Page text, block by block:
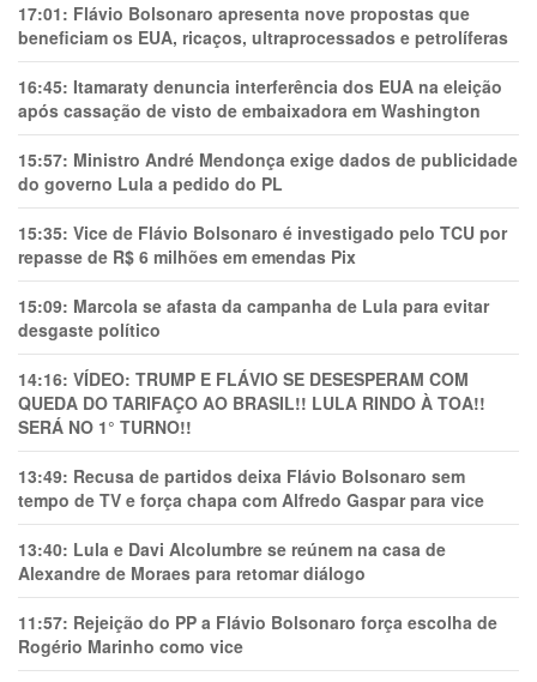
17:01: Flávio Bolsonaro apresenta nove propostas que
beneficiam os EUA, ricaços, ultraprocessados e petrolíferas
16:45: Itamaraty denuncia interferência dos EUA na eleição
após cassação de visto de embaixadora em Washington
15:57: Ministro André Mendonça exige dados de publicidade
do governo Lula a pedido do PL
15:35: Vice de Flávio Bolsonaro é investigado pelo TCU por
repasse de R$ 6 milhões em emendas Pix
15:09: Marcola se afasta da campanha de Lula para evitar
desgaste político
14:16: VÍDEO: TRUMP E FLÁVIO SE DESESPERAM COM
QUEDA DO TARIFAÇO AO BRASIL!! LULA RINDO À TOA!!
SERÁ NO 1° TURNO!!
13:49: Recusa de partidos deixa Flávio Bolsonaro sem
tempo de TV e força chapa com Alfredo Gaspar para vice
13:40: Lula e Davi Alcolumbre se reúnem na casa de
Alexandre de Moraes para retomar diálogo
11:57: Rejeição do PP a Flávio Bolsonaro força escolha de
Rogério Marinho como vice